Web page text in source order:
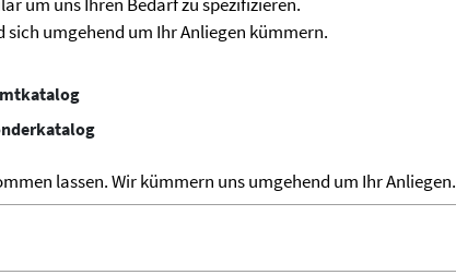
umgehend um Ihr Anliegen kümmern.
lassen. Wir kümmern uns umgehend um Ihr Anliegen.